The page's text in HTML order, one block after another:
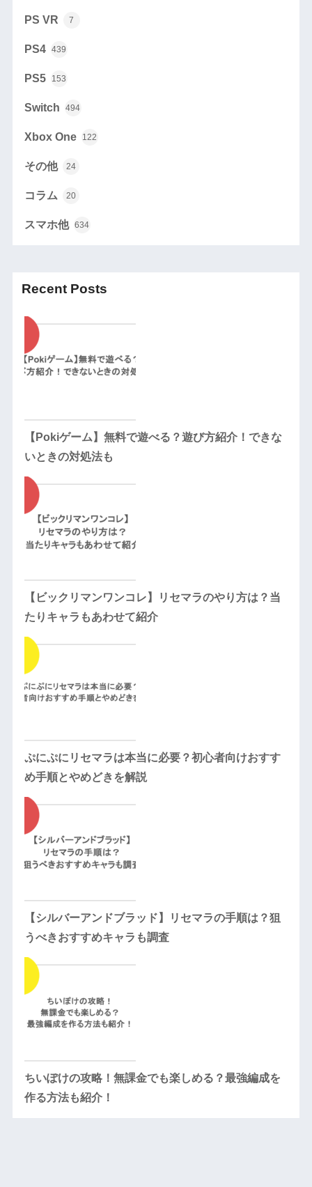
PS VR 7
PS4 439
PS5 153
Switch 494
Xbox One 122
その他 24
コラム 20
スマホ他 634
Recent Posts
【Pokiゲーム】無料で遊べる？遊び方紹介！できな
いときの対処法も
【ビックリマンワンコレ】リセマラのやり方は？当
たりキャラもあわせて紹介
ぷにぷにリセマラは本当に必要？初心者向けおすす
め手順とやめどきを解説
【シルバーアンドブラッド】リセマラの手順は？狙
うべきおすすめキャラも調査
ちいぽけの攻略！無課金でも楽しめる？最強編成を
作る方法も紹介！